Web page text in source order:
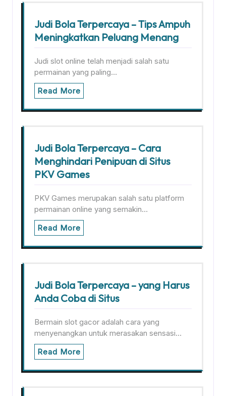
Judi Bola Terpercaya – Tips Ampuh
Meningkatkan Peluang Menang
Judi slot online telah menjadi salah satu
permainan yang paling…
Read More
Judi Bola Terpercaya – Cara
Menghindari Penipuan di Situs
PKV Games
PKV Games merupakan salah satu platform
permainan online yang semakin…
Read More
Judi Bola Terpercaya – yang Harus
Anda Coba di Situs
Bermain slot gacor adalah cara yang
menyenangkan untuk merasakan sensasi…
Read More